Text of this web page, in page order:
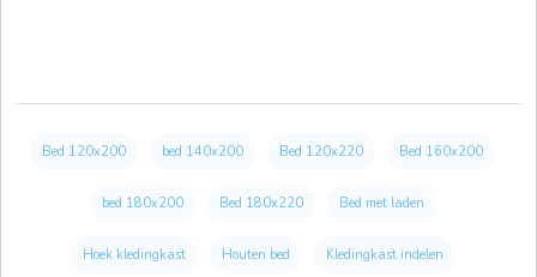
Bed 120x200 bed 140x200 Bed 120x220 Bed 160x200
bed 180x200 Bed 180x220 Bed met laden
Hoek kledingkast Houten bed Kledingkast indelen